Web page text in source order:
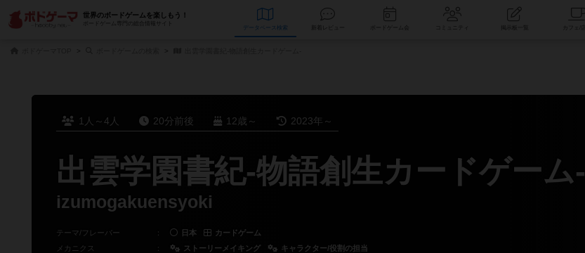
世界のボードゲームを楽しもう！
ボードゲーム専門の総合情報サイト
データベース コミュニティ
1人～4人 20分前後 12歳～ 2023年～
出雲学園書紀-物語創生カードゲーム-
izumogakuensyoki
テーマ/フレーバー ： 日本
カードゲーム
メカニクス
： ストーリーメイキング
キャラクター/役割の担当